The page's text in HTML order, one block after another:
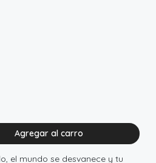
Agregar al carro
el mundo se desvanece y tu